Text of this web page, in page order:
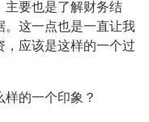
主要也是了解财务结
。这一点也是一直让我
应该是这样的一个过
的一个印象？